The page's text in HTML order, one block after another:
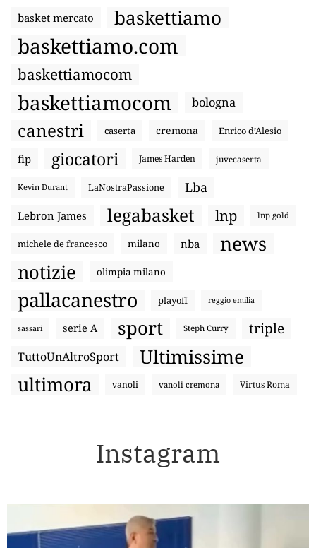
basket mercato baskettiamo
baskettiamo.com
baskettiamocom
baskettiamocom bologna
canestri caserta cremona Enrico d’Alesio
fip giocatori James Harden juvecaserta
Kevin Durant LaNostraPassione Lba
Lebron James legabasket lnp lnp gold
michele de francesco milano nba news
notizie olimpia milano
pallacanestro playoff reggio emilia
sassari serie A sport Steph Curry triple
TuttoUnAltroSport Ultimissime
ultimora vanoli vanoli cremona Virtus Roma
Instagram